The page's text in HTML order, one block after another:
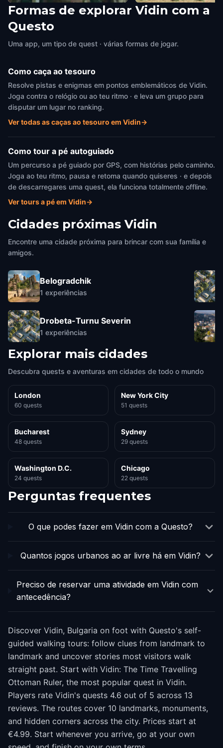
Vidin synagogue
Vidin,Bulgaria
Regional Historical
Formas de explorar Vidin com a
Questo
Uma app, um tipo de quest · várias formas de jogar.
Como caça ao tesouro
Resolve pistas e enigmas em pontos emblemáticos de Vidin.
Joga contra o relógio ou ao teu ritmo · e leva um grupo para
disputar um lugar no ranking.
Ver todas as caças ao tesouro em Vidin→
Como tour a pé autoguiado
Um percurso a pé guiado por GPS, com histórias pelo caminho.
Joga ao teu ritmo, pausa e retoma quando quiseres · e depois
de descarregares uma quest, ela funciona totalmente offline.
Ver tours a pé em Vidin→
Cidades próximas Vidin
Encontre uma cidade próxima para brincar com sua família e
amigos.
Belogradchik
1 experiências
Drobeta-Turnu Severin
1 experiências
Explorar mais cidades
Descubra quests e aventuras em cidades de todo o mundo
London
60 quests
New York City
51 quests
Bucharest
48 quests
Sydney
29 quests
Washington D.C.
24 quests
Chicago
22 quests
Perguntas frequentes
O que podes fazer em Vidin com a Questo?
Quantos jogos urbanos ao ar livre há em Vidin?
Preciso de reservar uma atividade em Vidin com
antecedência?
Discover Vidin, Bulgaria on foot with Questo's self-
guided walking tours: follow clues from landmark to
landmark and uncover stories most visitors walk
straight past. Start with Vidin: The Time Travelling
Ottoman Ruler, the most popular quest in Vidin.
Players rate Vidin's quests 4.6 out of 5 across 13
reviews. The routes cover 10 landmarks, monuments,
and hidden corners across the city. Prices start at
€4.99. Start whenever you arrive, go at your own